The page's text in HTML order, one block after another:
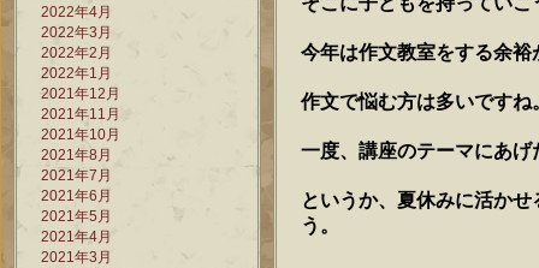
2022年4月
2022年3月
2022年2月
2022年1月
2021年12月
2021年11月
2021年10月
2021年8月
2021年7月
2021年6月
2021年5月
2021年4月
2021年3月
今年は作文教室をする余
作文で悩む方は多いですね
一度、講座のテーマにあげ
というか、夏休みに活か
う。